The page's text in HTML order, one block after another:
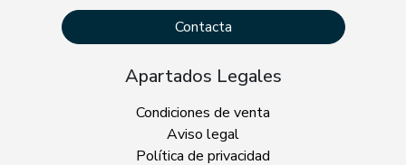
Contacta
Apartados Legales
Condiciones de venta
Aviso legal
Política de privacidad